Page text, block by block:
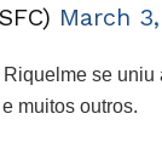
March
se
muitos outros.